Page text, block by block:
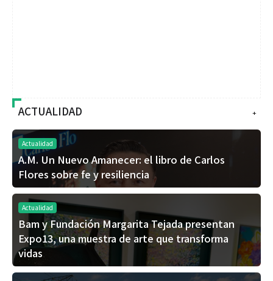
+
ACTUALIDAD
Actualidad
A.M. Un Nuevo Amanecer: el libro de Carlos
Flores sobre fe y resiliencia
Actualidad
Bam y Fundación Margarita Tejada presentan
Expo13, una muestra de arte que transforma
vidas